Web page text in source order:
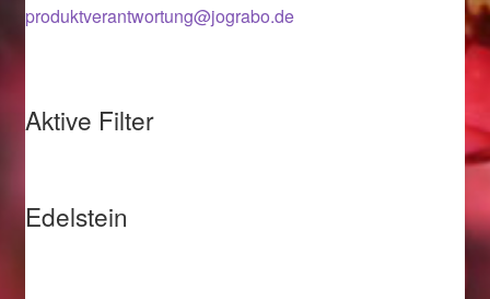
Ostergeschenke finden für Ostern 2022
Shop
produktverantwortung@jograbo.de
Aktive Filter
Edelstein